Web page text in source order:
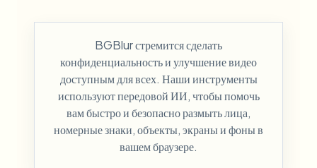
BGBlur стремится сделать
конфиденциальность и улучшение видео
доступным для всех. Наши инструменты
используют передовой ИИ, чтобы помочь
вам быстро и безопасно размыть лица,
номерные знаки, объекты, экраны и фоны в
вашем браузере.